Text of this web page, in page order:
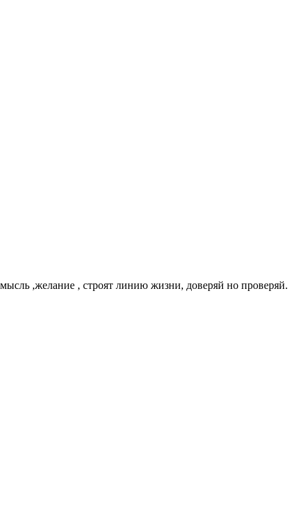
,желание , строят линию жизни, доверяй но проверяй.